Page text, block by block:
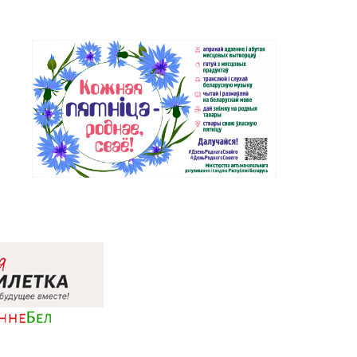
67
д. 26/1, пом. 12 (ТЦ Catapulta)
47, 62-26-48
Магазин №51 «Аметист» г. Гродно,
ул. Ленина, д. 24, пом. 3
49, 39-58-59
Магазин №72 «БЕЛЮВЕЛИРТОРГ»
г. Гродно, пр-т Я. Купалы, д. 87
(ТРК TRINITI)
54, 5-51-99
Магазин №10 «Жемчужина» г.
24